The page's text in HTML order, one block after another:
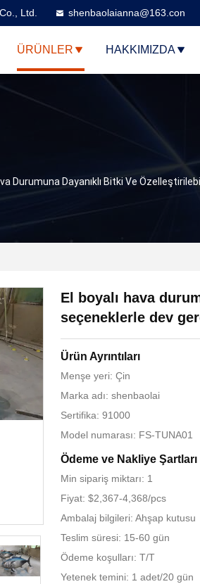
Ltd. shenbaolaianna@163.con
ÜRÜNLER HAKKIMIZDA
Durumuna Dayanıklı Bitki Ve
El boyalı hava
seçeneklerle dev
Ürün Ayrıntıları
Menşe yeri: Çin
Marka adı: shenbaolai
Sertifika: 91000
Model numarası: FS-TUNA01
Ödeme ve Nakliye Şartları
Min sipariş miktarı: 1
Fiyat: $2,367-4,368/pcs
Ambalaj bilgileri: Ahşap kutusu
Teslim süresi: 15-60 gün
Ödeme koşulları: T/T
Yetenek temini: 1 adet/20 gün